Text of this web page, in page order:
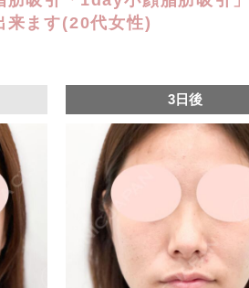
来ます(20代女性)
3日後